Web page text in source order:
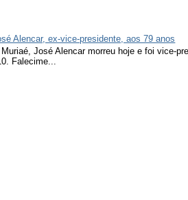
Alencar, ex-vice-presidente, aos 79 anos
Muriaé, José Alencar morreu hoje e foi vice-
Falecime...